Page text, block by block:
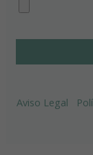
Aviso Legal